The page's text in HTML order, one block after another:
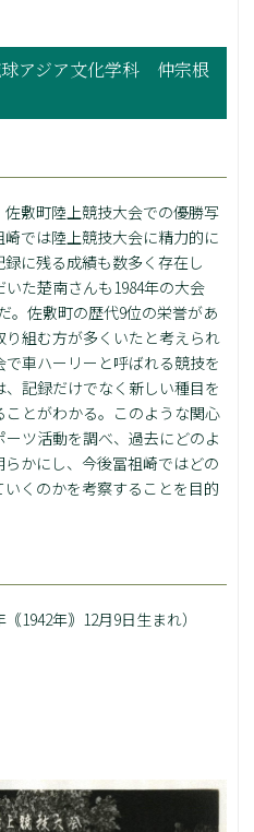
アジア文化学科 仲宗根
敷町陸上競技大会での優勝写
では陸上競技大会に精力的に
に残る成績も数多く存在し
た楚南さんも1984年の大会
。佐敷町の歴代9位の栄誉があ
組む方が多くいたと考えられ
車ハーリーと呼ばれる競技を
記録だけでなく新しい種目を
とがわかる。このような関心
ツ活動を調べ、過去にどのよ
かにし、今後冨祖崎ではどの
くのかを考察することを目的
1942年｠12月9日生まれ）